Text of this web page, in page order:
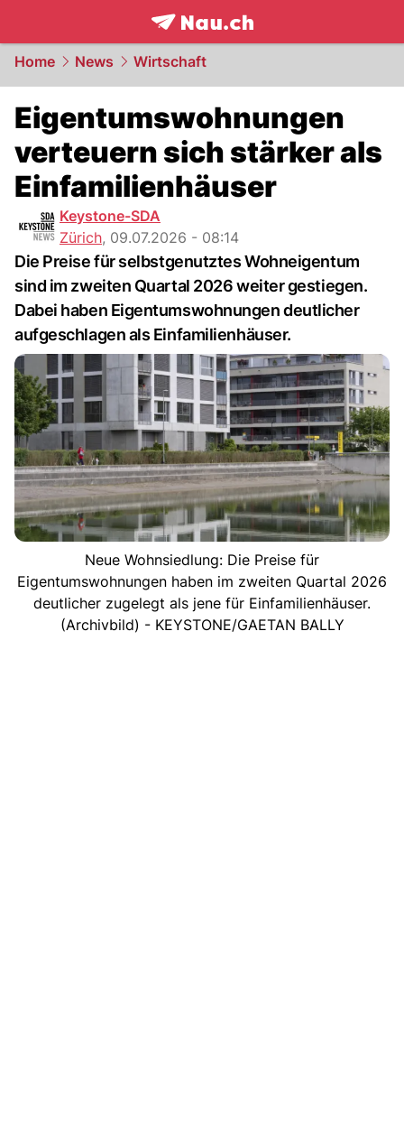
frontpage.NAU.ch
Home News Wirtschaft
Eigentumswohnungen
verteuern sich stärker als
Einfamilienhäuser
Keystone-SDA
Zürich, 09.07.2026 - 08:14
Die Preise für selbstgenutztes Wohneigentum
sind im zweiten Quartal 2026 weiter gestiegen.
Dabei haben Eigentumswohnungen deutlicher
aufgeschlagen als Einfamilienhäuser.
Neue Wohnsiedlung: Die Preise für
Eigentumswohnungen haben im zweiten Quartal 2026
deutlicher zugelegt als jene für Einfamilienhäuser.
(Archivbild) - KEYSTONE/GAETAN BALLY